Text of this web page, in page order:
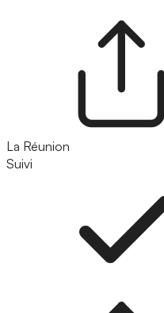
La Réunion
Suivi